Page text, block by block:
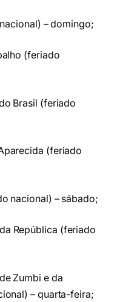
– domingo;
(feriado
Brasil (feriado
(feriado
nacional) – sábado;
República (feriado
Zumbi e da
– quarta-feira;